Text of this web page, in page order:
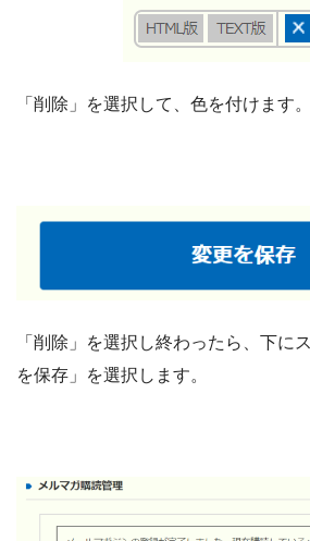
「削除」を選択して、色を付けます。
「削除」を選択し終わったら、下に
を保存」を選択します。